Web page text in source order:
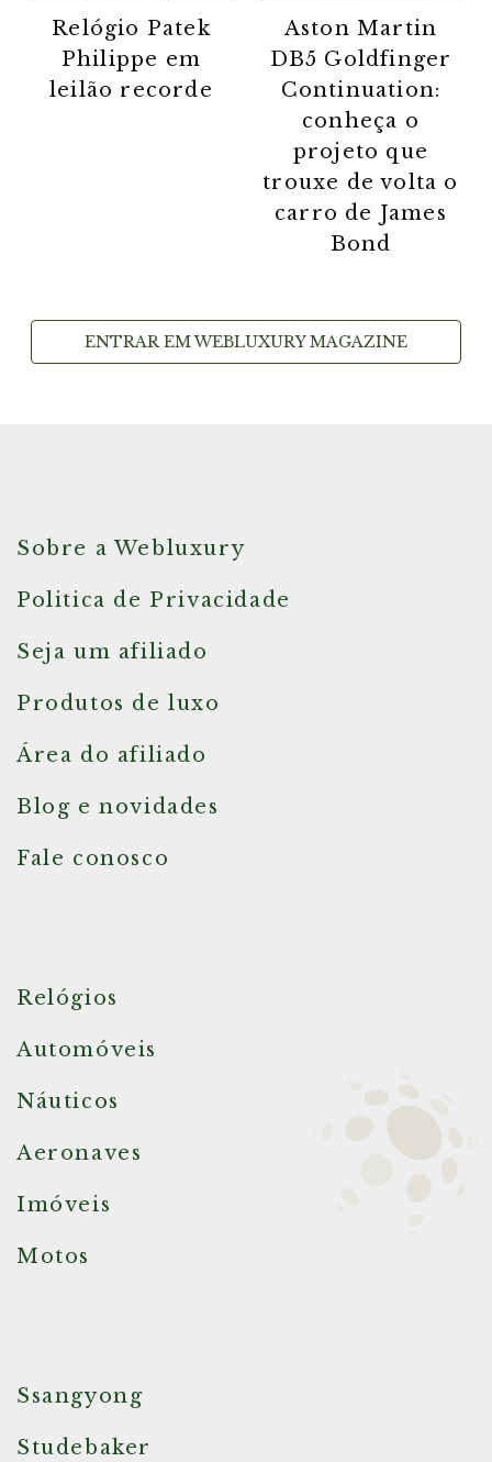
Relógio Patek
Philippe em
leilão recorde
Aston Martin
DB5 Goldfinger
Continuation:
conheça o
projeto que
trouxe de volta o
carro de James
Bond
ENTRAR EM WEBLUXURY MAGAZINE
Sobre a Webluxury
Politica de Privacidade
Seja um afiliado
Produtos de luxo
Área do afiliado
Blog e novidades
Fale conosco
Relógios
Automóveis
Náuticos
Aeronaves
Imóveis
Motos
Ssangyong
Studebaker